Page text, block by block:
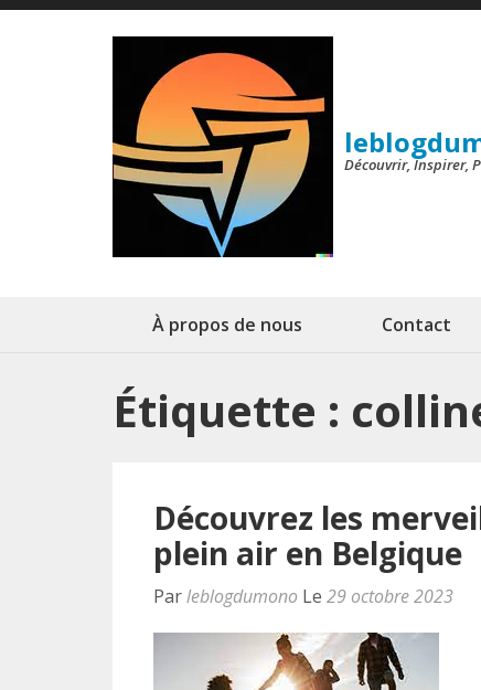
Aller
Découvrir, Inspirer,
À propos de nous Contact
Étiquette :
Découvrez les
plein air en Belgique
Parleblogdumono Le 29 octobre 2023